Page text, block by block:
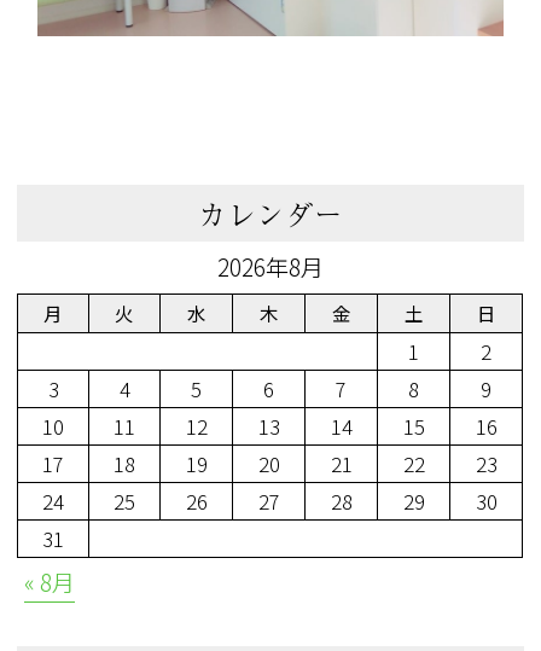
カレンダー
2026年8月
月 火 水 木 金 土 日
1
2
3
4 5 6 7 8
9
10
11 12 13 14 15
16
17
18 19 20 21 22
23
24
25 26 27 28 29
30
31
« 8月